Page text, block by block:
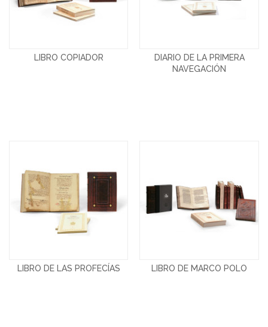
LIBRO COPIADOR
DIARIO DE LA PRIMERA
NAVEGACIÓN
LIBRO DE LAS PROFECÍAS LIBRO DE MARCO POLO